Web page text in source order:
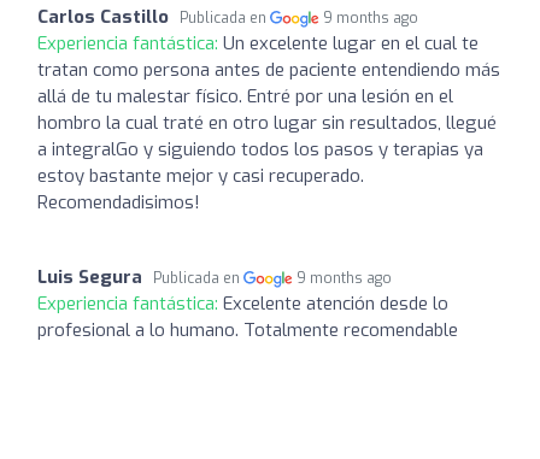
Carlos Castillo Publicada en 9 months ago
Experiencia fantástica: Un excelente lugar en el cual te
tratan como persona antes de paciente entendiendo más
allá de tu malestar físico. Entré por una lesión en el
hombro la cual traté en otro lugar sin resultados, llegué
a integralGo y siguiendo todos los pasos y terapias ya
estoy bastante mejor y casi recuperado.
Recomendadisimos!
Luis Segura Publicada en 9 months ago
Experiencia fantástica: Excelente atención desde lo
profesional a lo humano. Totalmente recomendable